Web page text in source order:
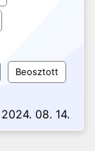
Beosztott
2024. 08. 14.